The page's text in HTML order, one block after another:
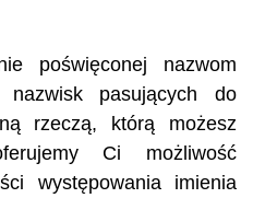
poświęconej nazwom
nazwisk pasujących do
rzeczą, którą możesz
Ci możliwość
występowania imienia